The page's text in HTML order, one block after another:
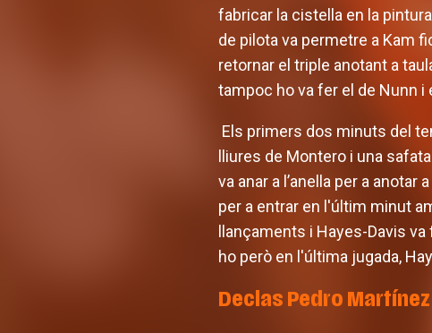
fabricar la cistella en la
de pilota va permetre a Kam
retornar el triple anotant a
tampoc ho va fer el de Nunn i
Els primers dos minuts del
lliures de Montero i una
va anar a l’anella per a
per a entrar en l'últim minut
llançaments i Hayes-Davis
ho però en l'última jugada,
Declas Pedro Martínez